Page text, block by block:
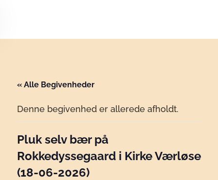
« Alle Begivenheder
Denne begivenhed er allerede afholdt.
Pluk selv bær på
Rokkedyssegaard i Kirke Værløse
(18-06-2026)